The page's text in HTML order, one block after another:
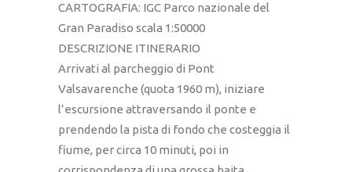
CARTOGRAFIA: IGC Parco nazionale del
Gran Paradiso scala 1:50000
DESCRIZIONE ITINERARIO
Arrivati al parcheggio di Pont
Valsavarenche (quota 1960 m), iniziare
l’escursione attraversando il ponte e
prendendo la pista di fondo che costeggia il
fiume, per circa 10 minuti, poi in